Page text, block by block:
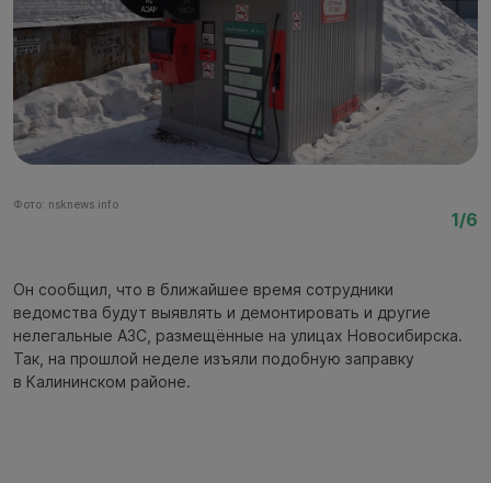
Фото: nsknews.info
1/6
Он сообщил, что в ближайшее время сотрудники
ведомства будут выявлять и демонтировать и другие
нелегальные АЗС, размещённые на улицах Новосибирска.
Так, на прошлой неделе изъяли подобную заправку
в Калининском районе.